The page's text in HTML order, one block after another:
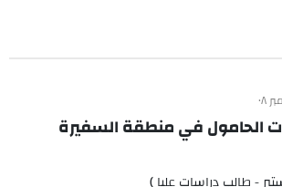
الحامول في منطقة السفيرة